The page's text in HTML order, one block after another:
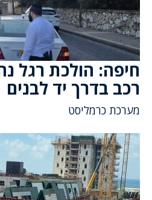
חיפה: הולכת רגל
רכב בדרך יד לבנים
מערכת כרמליסט